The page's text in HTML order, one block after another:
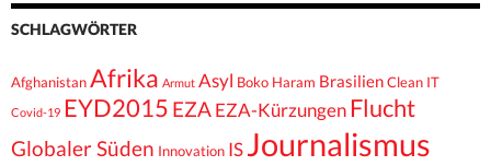
SCHLAGWÖRTER
AfghanistanAfrika Armut Asyl Boko Haram BrasilienClean IT
Covid-19 EYD2015 EZA EZA-Kürzungen Flucht
Globaler Süden Innovation IS Journalismus